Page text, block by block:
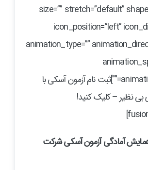
size=”” stretch=”default”
icon_position=”left”
animation_type=””
animation_offset=””]ثبت نام آزمون آسکی با
نظیر – کلیک کنید!
همایش آمادگی آزمون آسکی شرکت